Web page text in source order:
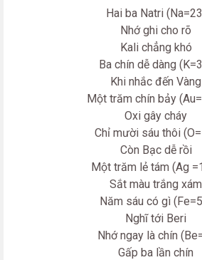
Hai ba Natri
Nhớ ghi cho rõ
Kali chẳng khó
Ba chín dễ dàng
Khi nhắc đến Vàng
Một trăm chín bảy
Oxi gây cháy
Chỉ mười sáu thôi
Còn Bạc dễ rồi
Một trăm lẻ tám (Ag
Sắt màu trắng xám
Năm sáu có gì
Nghĩ tới Beri
Nhớ ngay là chín
Gấp ba lần chín